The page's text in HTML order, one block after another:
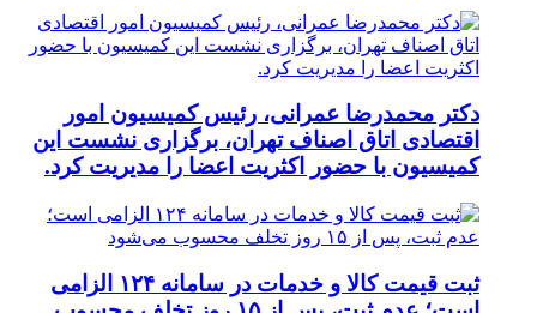
دکتر محمدرضا عمرانی، رئیس کمیسیون امور
اقتصادی اتاق اصناف تهران، برگزاری نشست این
کمیسیون با حضور اکثریت اعضا را مدیریت کرد.
ثبت قیمت کالا و خدمات در سامانه ۱۲۴ الزامی